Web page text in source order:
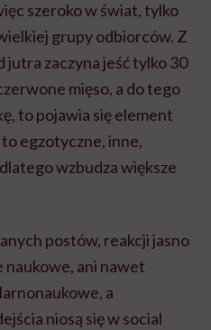
szeroko w świat, tylko
grupy odbiorców. Z
jutra zaczyna jeść tylko 30
mięso, a do tego
to pojawia się element
egzotyczne, inne,
wzbudza większe
postów, reakcji jasno
naukowe, ani nawet
a
niosą się w social